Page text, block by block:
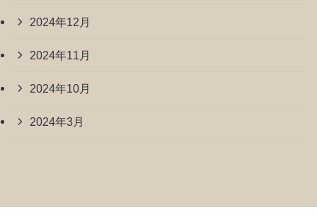
2024年12月
2024年11月
2024年10月
2024年3月